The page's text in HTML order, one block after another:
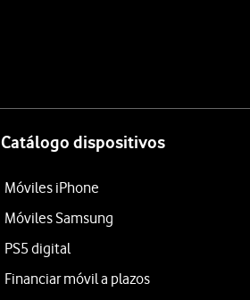
Catálogo dispositivos
Móviles iPhone
Móviles Samsung
PS5 digital
Financiar móvil a plazos